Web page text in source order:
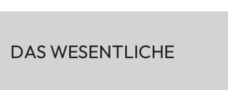
DAS WESENTLICHE